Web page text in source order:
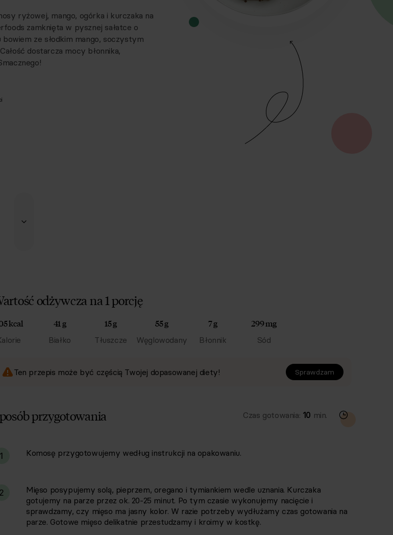
ryżowej, mango, ogórka i kurczaka na
zamknięta w pysznej sałatce o
ze słodkim mango, soczystym
dostarcza mocy błonnika,
odżywcza na 1 porcję
kcal 41 g
Białko
15 g
Tłuszcze
55 g
Węglowodany
7 g
Błonnik
299 mg
Sód
Ten przepis może być częścią Twojej dopasowanej diety! Sprawdzam
przygotowania Czas gotowania: 10 min.
1 Komosę przygotowujemy według instrukcji na opakowaniu.
2
Mięso posypujemy solą, pieprzem, oregano i tymiankiem wedle uznania. Kurczaka
gotujemy na parze przez ok. 20-25 minut. Po tym czasie wykonujemy nacięcie i
sprawdzamy, czy mięso ma jasny kolor. W razie potrzeby wydłużamy czas gotowania na
parze. Gotowe mięso delikatnie przestudzamy i kroimy w kostkę.